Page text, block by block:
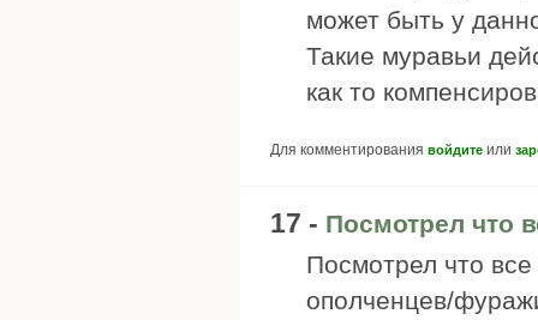
может быть у
Такие муравьи
как то
Для комментирования войдите или
17 - Посмотрел что
Посмотрел что
ополченцев/